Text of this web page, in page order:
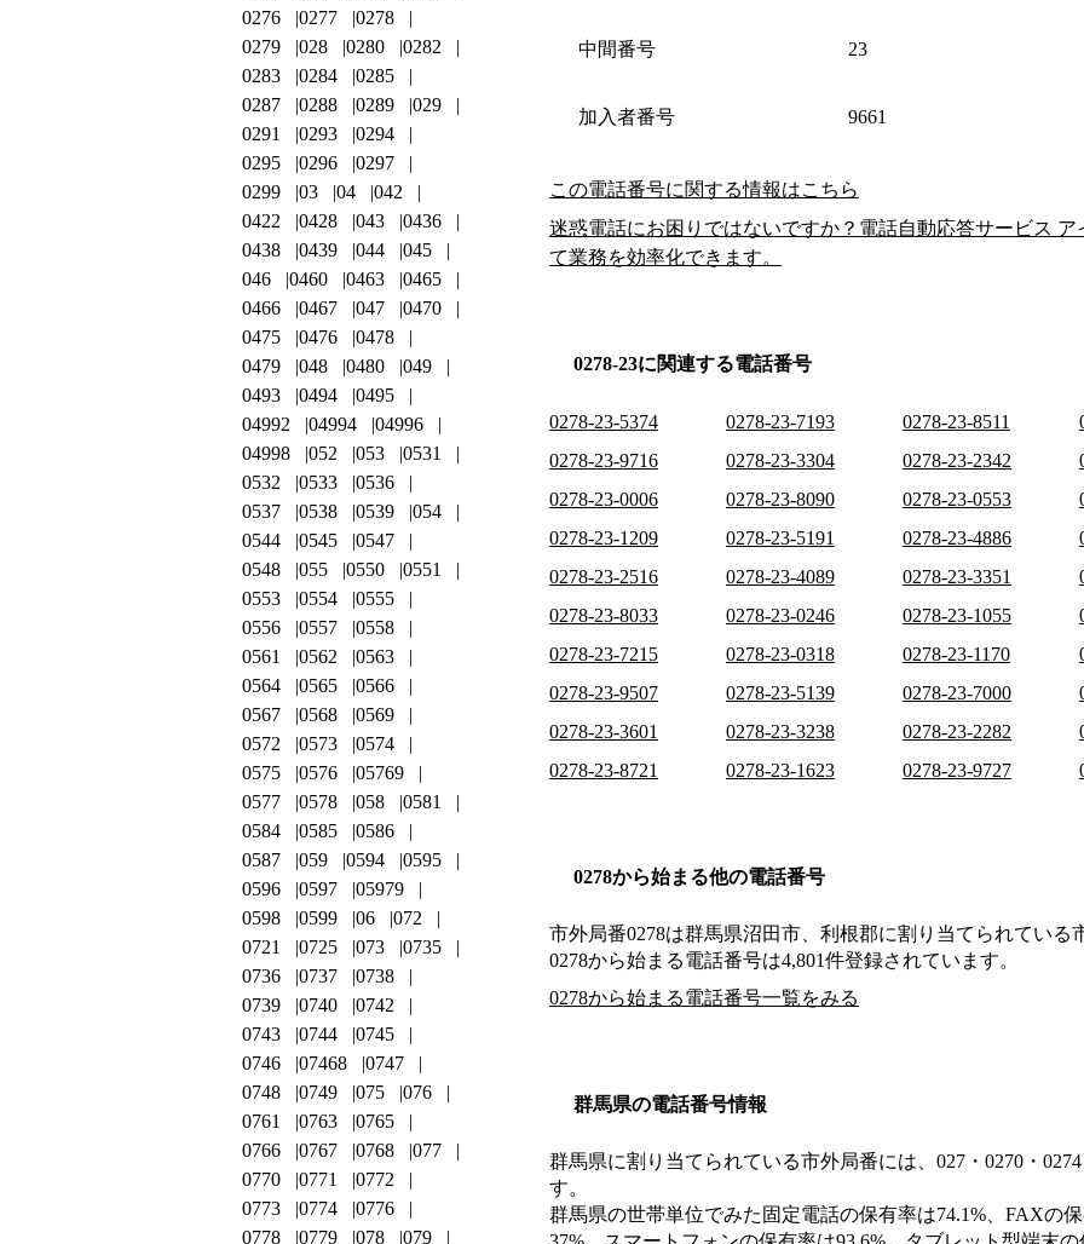
中間番号 23
加入者番号 9661
この電話番号に関する情報はこちら
迷惑電話にお困りではないですか？電話自動応答サービス
て業務を効率化できます。
0278-23に関連する電話番号
0278-23-5374 0278-23-7193 0278-23-8511
0278-23-9716
0278-23-3304 0278-23-2342
0278-23-0006
0278-23-8090 0278-23-0553
0278-23-1209
0278-23-5191 0278-23-4886
0278-23-2516
0278-23-4089 0278-23-3351
0278-23-8033
0278-23-0246 0278-23-1055
0278-23-7215
0278-23-0318 0278-23-1170
0278-23-9507
0278-23-5139 0278-23-7000
0278-23-3601
0278-23-3238 0278-23-2282
0278-23-8721
0278-23-1623 0278-23-9727
0278から始まる他の電話番号
市外局番0278は群馬県沼田市、利根郡に割り当てられている
0278から始まる電話番号は4,801件登録されています。
0278から始まる電話番号一覧をみる
群馬県の電話番号情報
群馬県に割り当てられている市外局番には、027・0270・
す。
群馬県の世帯単位でみた固定電話の保有率は74.1%、FAXの
0276
0277
0278
0279
028 0280
0282
0283
0284
0285
0287
0288 0289
029
0291
0293
0294
0295
0296
0297
0299
03 04
042
0422
0428 043
0436
0438
0439 044
045
046
0460 0463
0465
0466
0467 047
0470
0475
0476
0478
0479
048 0480
049
0493
0494
0495
04992
04994
04996
04998
052 053
0531
0532
0533
0536
0537
0538 0539
054
0544
0545
0547
0548
055 0550
0551
0553
0554
0555
0556
0557
0558
0561
0562
0563
0564
0565
0566
0567
0568
0569
0572
0573
0574
0575
0576
05769
0577
0578 058
0581
0584
0585
0586
0587
059 0594
0595
0596
0597
05979
0598
0599 06
072
0721
0725 073
0735
0736
0737
0738
0739
0740
0742
0743
0744
0745
0746
07468
0747
0748
0749 075
076
0761
0763
0765
0766
0767 0768
077
0770
0771
0772
0773
0774
0776
0778
0779 078
079